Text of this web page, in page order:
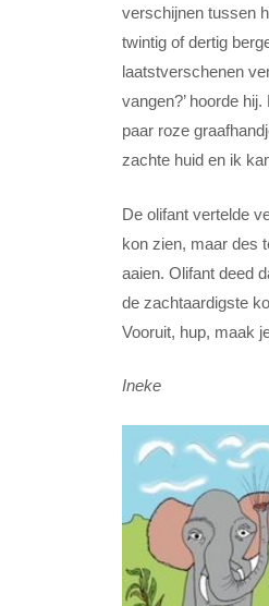
verschijnen tussen
twintig of dertig
laatstverschenen
vangen?’ hoorde
paar roze
zachte huid en ik
De olifant vertelde
kon zien, maar des
aaien. Olifant deed
de zachtaardigste
Vooruit, hup, maak
Ineke